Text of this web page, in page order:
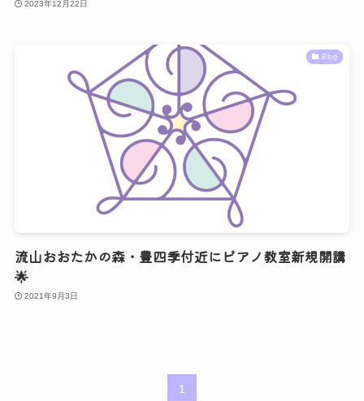
2023年12月22日
Blog
流山おおたかの森・豊四季付近にピアノ教室新規開講
🌟
2021年9月3日
1